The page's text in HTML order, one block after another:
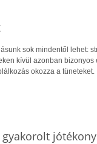
sok mindentől lehet:
kívül azonban
okozza a tüneteket.